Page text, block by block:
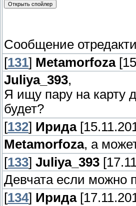
Сообщение
[131] Metamorfoza
Juliya_393,
Я ищу пару на карту
будет?
[132] Ирида
Metamorfoza, а
[133] Juliya_393
Девчата если можно
[134] Ирида